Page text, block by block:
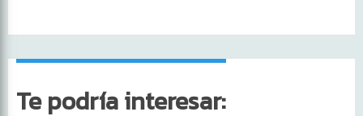
Te podría interesar: